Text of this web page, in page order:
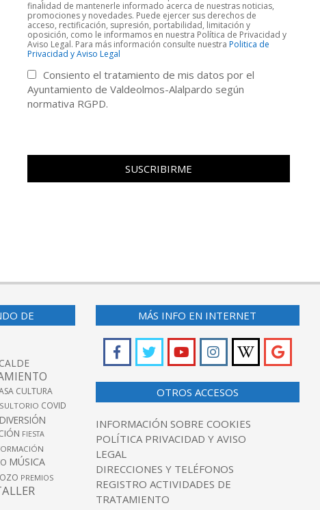
finalidad de mantenerle informado acerca de nuestras noticias,
promociones y novedades. Puede ejercer sus derechos de
acceso, rectificación, supresión, portabilidad, limitación y
oposición, como le informamos en nuestra Política de Privacidad y
Aviso Legal. Para más información consulte nuestraPolitica de
Privacidad y Aviso Legal
Consiento el tratamiento de mis datos por el
Ayuntamiento de Valdeolmos-Alalpardo según
normativa RGPD.
DE
CULTURA
COVID
DIVERSIÓN
FIESTA
MÚSICA
PREMIOS
MÁS INFO EN INTERNET
OTROS ACCESOS
INFORMACIÓN SOBRE COOKIES
POLÍTICA PRIVACIDAD Y AVISO
LEGAL
DIRECCIONES Y TELÉFONOS
REGISTRO ACTIVIDADES DE
TRATAMIENTO